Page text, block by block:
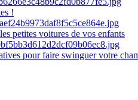
!
petites voitures de vos enfants
pour faire swinguer votre